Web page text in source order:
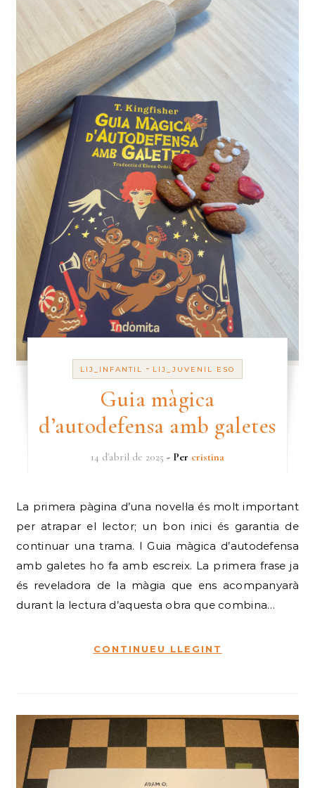
LIJ_INFANTIL - LIJ_JUVENIL ESO
Guia màgica
d’autodefensa amb galetes
14 d'abril de 2025 - Per cristina
La primera pàgina d’una novel·la és molt important
per atrapar el lector; un bon inici és garantia de
continuar una trama. I Guia màgica d’autodefensa
amb galetes ho fa amb escreix. La primera frase ja
és reveladora de la màgia que ens acompanyarà
durant la lectura d’aquesta obra que combina…
CONTINUEU LLEGINT